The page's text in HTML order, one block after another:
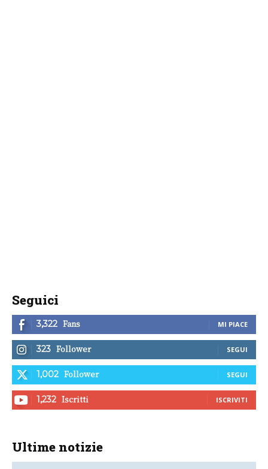
Seguici
3,322 Fans MI PIACE
323 Follower SEGUI
1,002 Follower SEGUI
1,232 Iscritti ISCRIVITI
Ultime notizie